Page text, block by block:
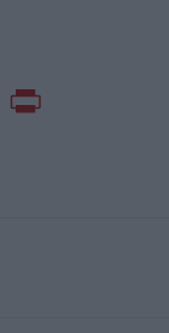
Copy